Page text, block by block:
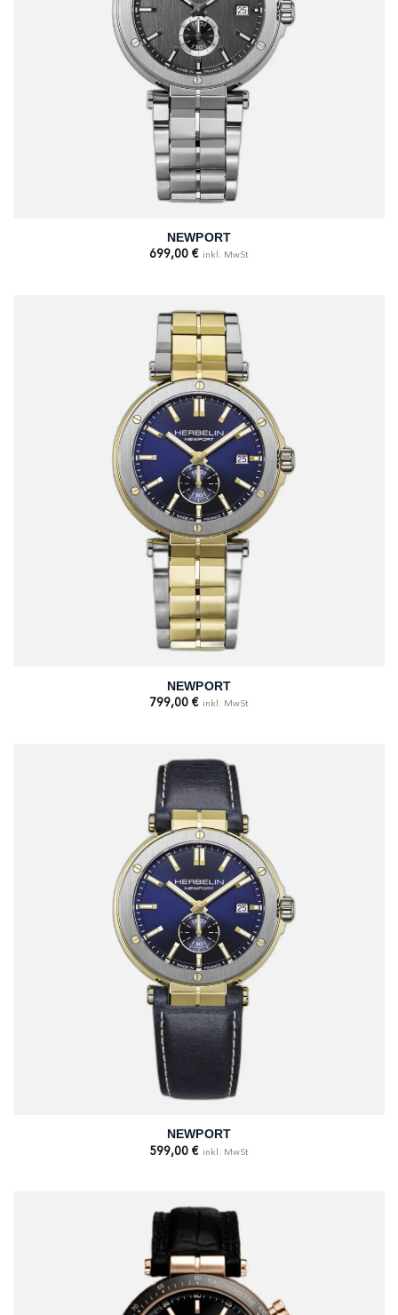
NEWPORT
699,00 € inkl. MwSt
NEWPORT
799,00 € inkl. MwSt
NEWPORT
599,00 € inkl. MwSt